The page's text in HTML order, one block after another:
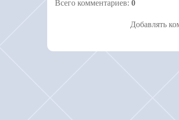
Всего комментариев: 0
Добавлять